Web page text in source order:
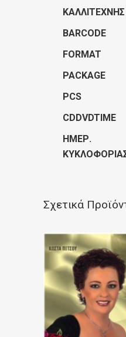
ΚΑΛΛΙΤΈΧΝΗΣ
BARCODE
FORMAT
PACKAGE
PCS
CDDVDTIME
ΗΜΕΡ.
Σχετικά